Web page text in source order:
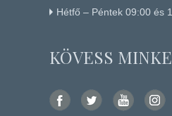
Hétfő – Péntek 09:00 és
KÖVESS